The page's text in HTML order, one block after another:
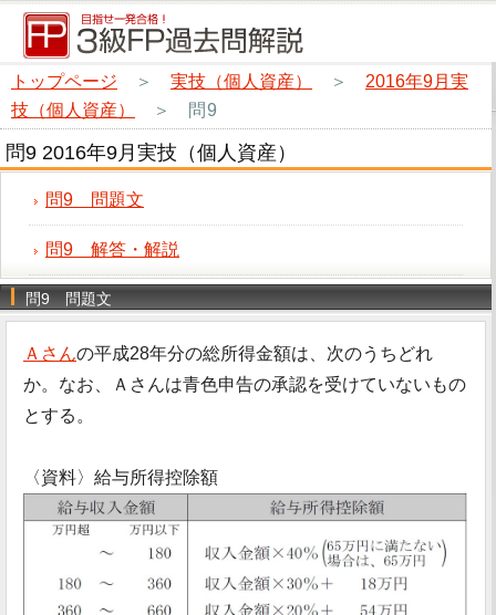
トップページ ＞ 実技（個人資産） ＞ 2016年9月実
技（個人資産）
＞ 問9
問9 2016年9月実技（個人資産）
問9 問題文
問9 解答・解説
問9 問題文
Ａさんの平成28年分の総所得金額は、次のうちどれ
か。なお、Ａさんは青色申告の承認を受けていないもの
とする。
〈資料〉給与所得控除額